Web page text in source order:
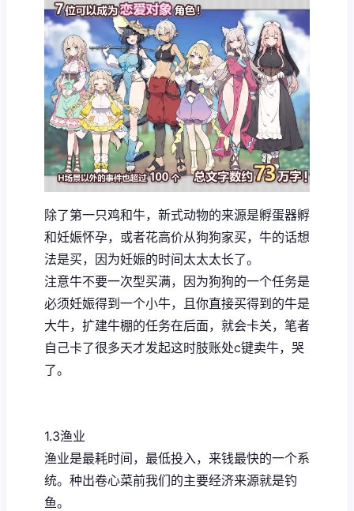
除了第一只鸡和牛，新式动物的来源是孵蛋器孵
和妊娠怀孕，或者花高价从狗狗家买，牛的话想
法是买，因为妊娠的时间太太太长了。
注意牛不要一次型买满，因为狗狗的一个任务是
必须妊娠得到一个小牛，且你直接买得到的牛是
大牛，扩建牛棚的任务在后面，就会卡关，笔者
自己卡了很多天才发起这时肢账处c键卖牛，哭
了。
1.3渔业
渔业是最耗时间，最低投入，来钱最快的一个系
统。种出卷心菜前我们的主要经济来源就是钓
鱼。